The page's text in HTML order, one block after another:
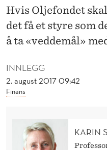
E
V
D
D
INNLEGG
2. august 2017 09:42
Finans
Hvis Oljefondet
det få et styre som
å ta «veddemål»
KARIN